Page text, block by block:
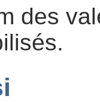
des